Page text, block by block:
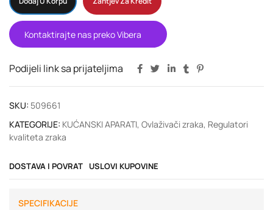
Kontaktirajte nas preko Vibera
Podijeli link sa prijateljima
SKU: 509661
KATEGORIJE: KUĆANSKI APARATI, Ovlaživači zraka, Regulatori
kvaliteta zraka
DOSTAVA I POVRAT USLOVI KUPOVINE
SPECIFIKACIJE